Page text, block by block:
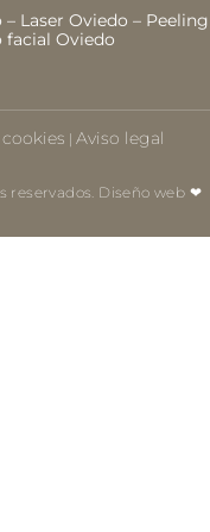
– Laser Oviedo – Peeling
facial Oviedo
| Aviso legal
reservados. Diseño web ❤